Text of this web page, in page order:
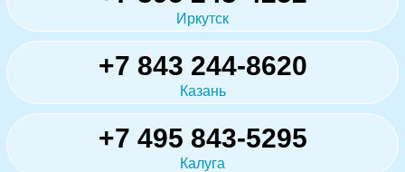
Иркутск
+7 843 244-8620
Казань
+7 495 843-5295
Калуга